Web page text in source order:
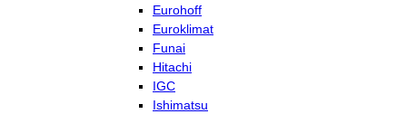
Eurohoff
Euroklimat
Funai
Hitachi
IGC
Ishimatsu